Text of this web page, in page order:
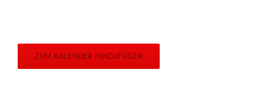
ZUM KALENDER HINZUFÜGEN